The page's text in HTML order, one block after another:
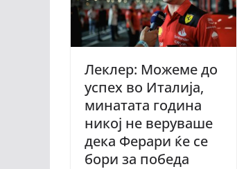
Леклер: Можеме до
успех во Италија,
минатата година
никој не веруваше
дека Ферари ќе се
бори за победа